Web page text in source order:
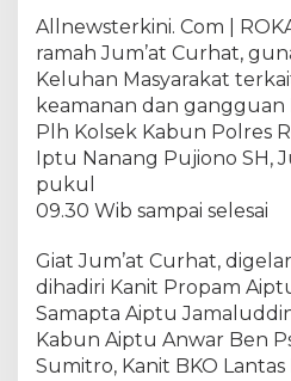
i
M
a
s
y
a
r
k
t
,
P
a
d
Allnewsterkini. Com |
ramah Jum’at Curhat,
Keluhan Masyarakat
keamanan dan gangguan
Plh Kolsek Kabun Polres
Iptu Nanang Pujiono SH,
pukul
09.30 Wib sampai selesai
Giat Jum’at Curhat,
dihadiri Kanit Propam
Samapta Aiptu
Kabun Aiptu Anwar Ben
Sumitro, Kanit BKO